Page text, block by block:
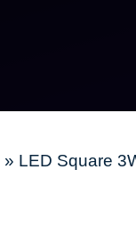
» LED Square